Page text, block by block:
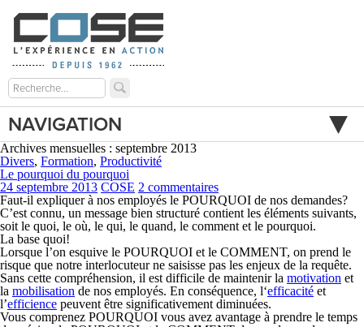
NAVIGATION
Archives mensuelles : septembre 2013
Divers, Formation, Productivité
Le pourquoi du pourquoi
24 septembre 2013 COSE 2 commentaires
Faut-il expliquer à nos employés le POURQUOI de nos demandes?
C’est connu, un message bien structuré contient les éléments suivants,
soit le quoi, le où, le qui, le quand, le comment et le pourquoi.
La base quoi!
Lorsque l’on esquive le POURQUOI et le COMMENT, on prend le
risque que notre interlocuteur ne saisisse pas les enjeux de la requête.
Sans cette compréhension, il est difficile de maintenir la motivation et
la mobilisation de nos employés. En conséquence, l‘efficacité et
l’efficience peuvent être significativement diminuées.
Vous comprenez POURQUOI vous avez avantage à prendre le temps